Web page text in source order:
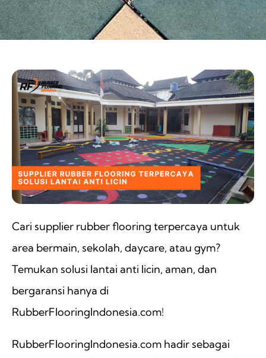
Cari supplier rubber flooring terpercaya untuk
area bermain, sekolah, daycare, atau gym?
Temukan solusi lantai anti licin, aman, dan
bergaransi hanya di
RubberFlooringIndonesia.com!
RubberFlooringIndonesia.com hadir sebagai